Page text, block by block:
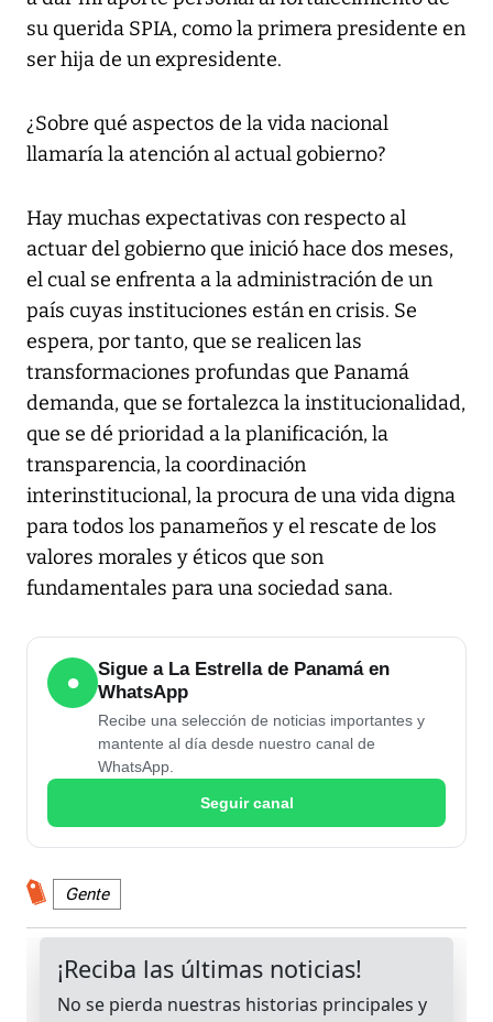
su querida SPIA, como la primera presidente en
ser hija de un expresidente.
¿Sobre qué aspectos de la vida nacional
llamaría la atención al actual gobierno?
Hay muchas expectativas con respecto al
actuar del gobierno que inició hace dos meses,
el cual se enfrenta a la administración de un
país cuyas instituciones están en crisis. Se
espera, por tanto, que se realicen las
transformaciones profundas que Panamá
demanda, que se fortalezca la institucionalidad,
que se dé prioridad a la planificación, la
transparencia, la coordinación
interinstitucional, la procura de una vida digna
para todos los panameños y el rescate de los
valores morales y éticos que son
fundamentales para una sociedad sana.
●
Sigue a La Estrella de Panamá en
WhatsApp
Recibe una selección de noticias importantes y
mantente al día desde nuestro canal de
WhatsApp.
Seguir canal
Gente